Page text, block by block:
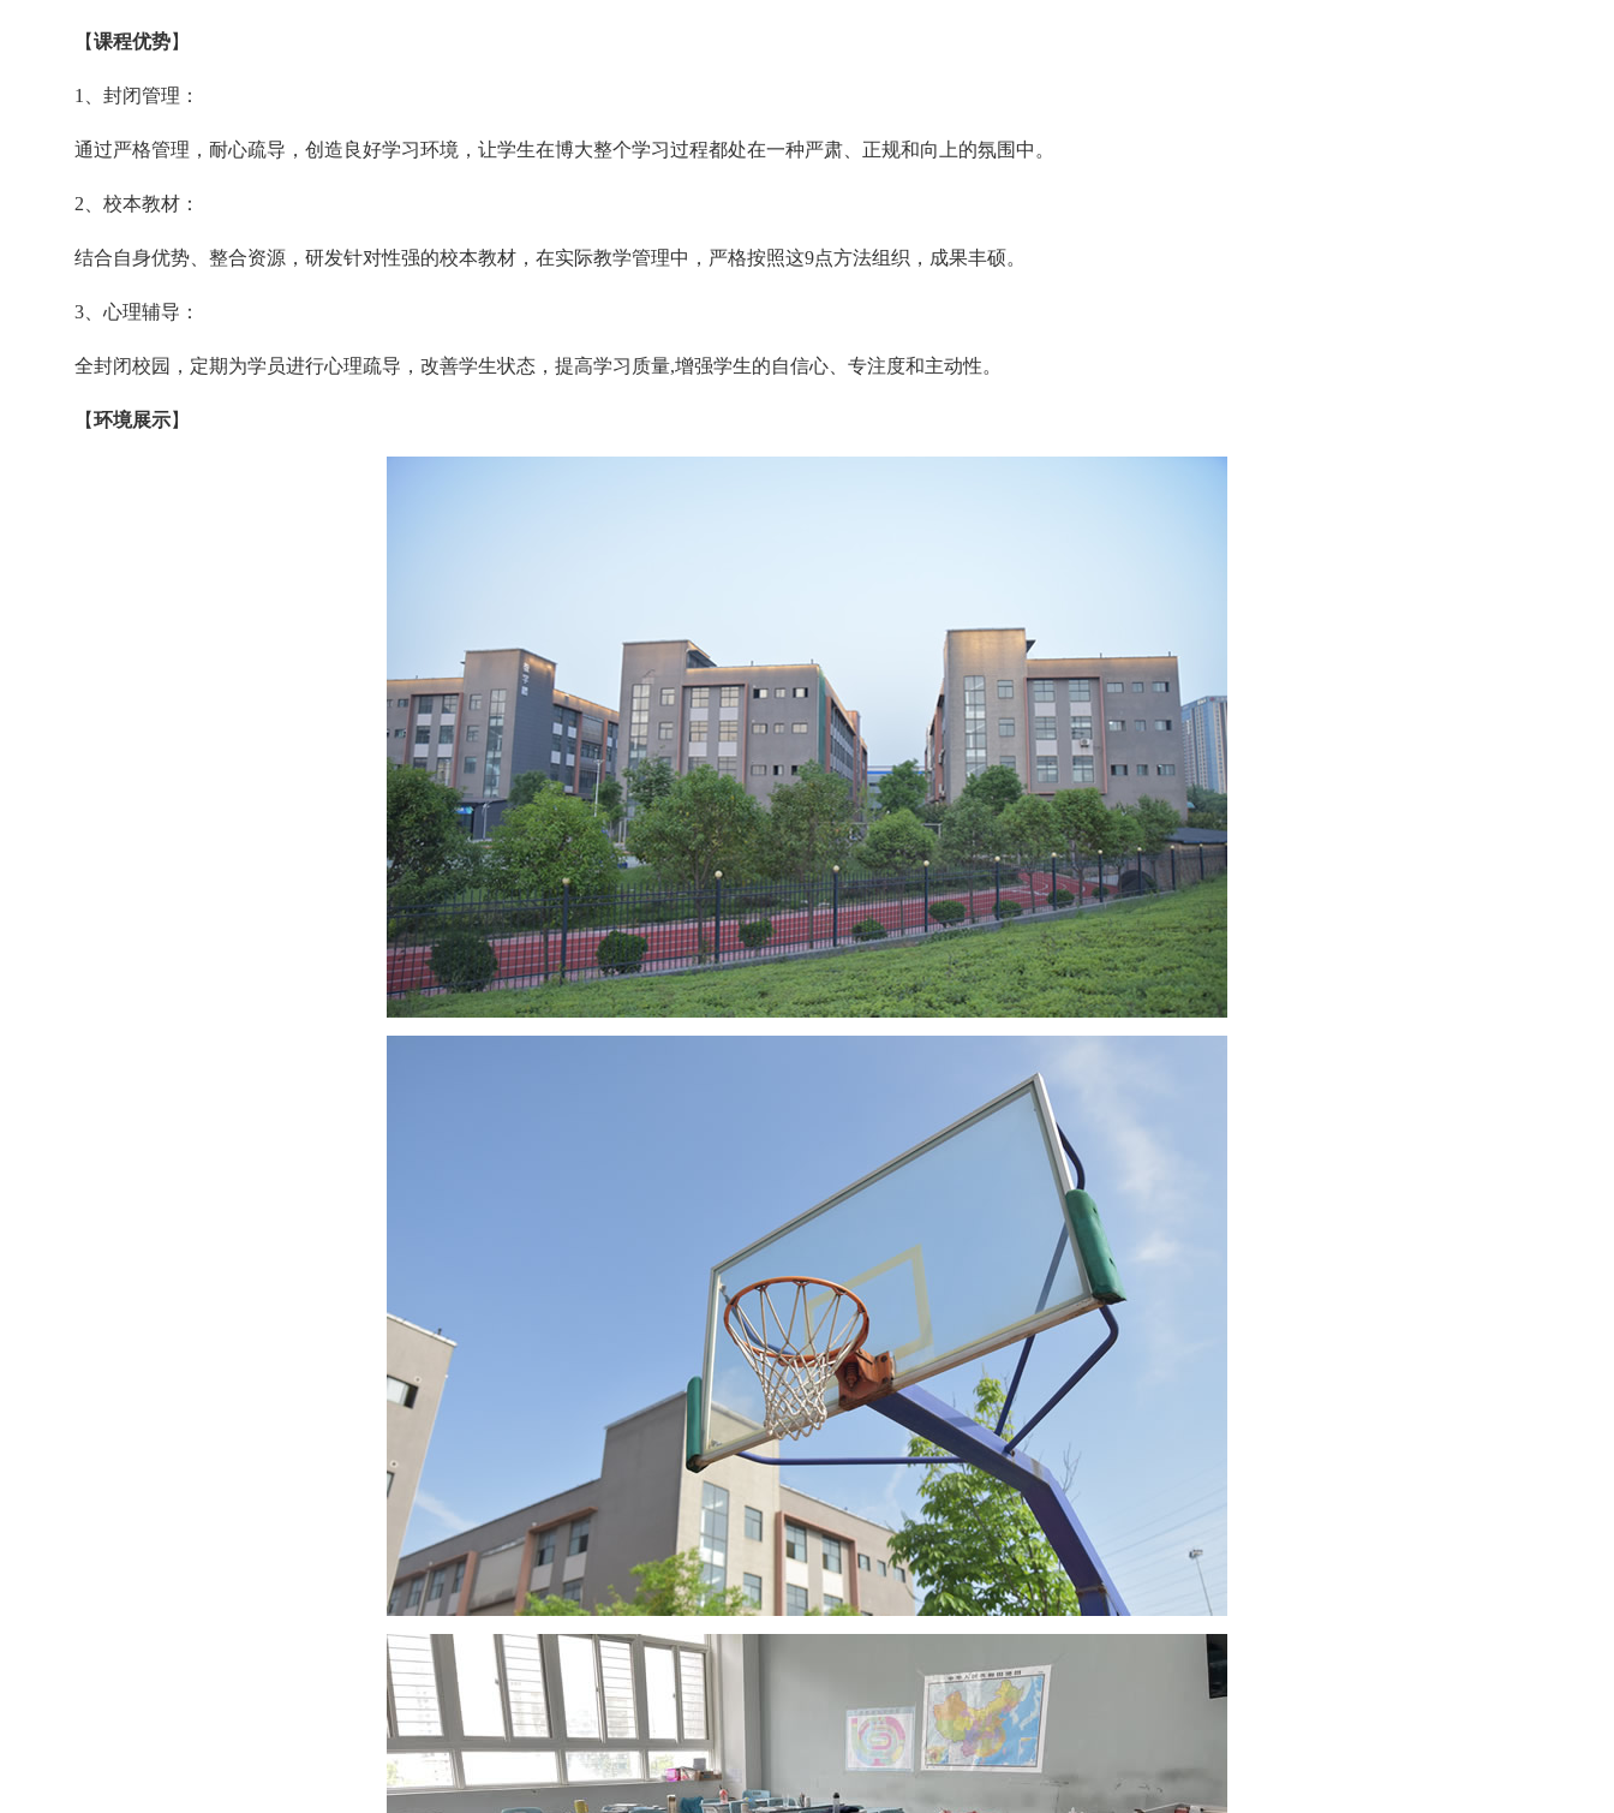
【课程优势】
1、封闭管理：
通过严格管理，耐心疏导，创造良好学习环境，让学生在博大整个学习过程都处在一种严肃、正规和向上的氛围中。
2、校本教材：
结合自身优势、整合资源，研发针对性强的校本教材，在实际教学管理中，严格按照这9点方法组织，成果丰硕。
3、心理辅导：
全封闭校园，定期为学员进行心理疏导，改善学生状态，提高学习质量,增强学生的自信心、专注度和主动性。
【环境展示】